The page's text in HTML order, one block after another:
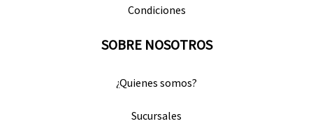
Condiciones
SOBRE NOSOTROS
¿Quienes somos?
Sucursales